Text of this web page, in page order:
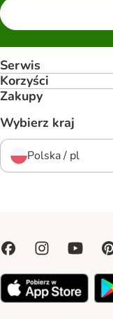
Serwis
Korzyści
Zakupy
Wybierz kraj
Polska / pl